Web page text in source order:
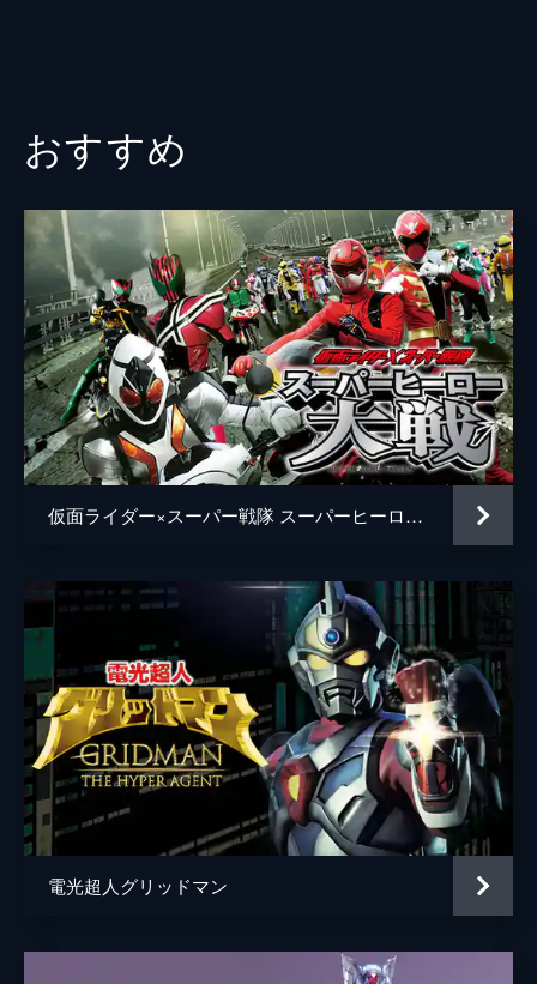
おすすめ
仮面ライダー×スーパー戦隊 スーパーヒーロー大戦
電光超人グリッドマン